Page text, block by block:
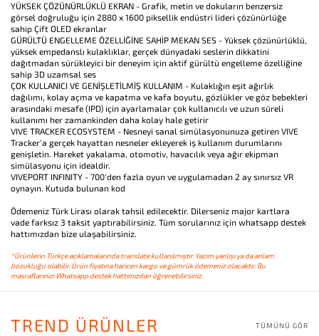
YÜKSEK ÇÖZÜNÜRLÜKLÜ EKRAN - Grafik, metin ve dokuların benzersiz
görsel doğruluğu için 2880 x 1600 piksellik endüstri lideri çözünürlüğe
sahip Çift OLED ekranlar
GÜRÜLTÜ ENGELLEME ÖZELLİĞİNE SAHİP MEKAN SES - Yüksek çözünürlüklü,
yüksek empedanslı kulaklıklar, gerçek dünyadaki seslerin dikkatini
dağıtmadan sürükleyici bir deneyim için aktif gürültü engelleme özelliğine
sahip 3D uzamsal ses
ÇOK KULLANICI VE GENİŞLETİLMİŞ KULLANIM - Kulaklığın eşit ağırlık
dağılımı, kolay açma ve kapatma ve kafa boyutu, gözlükler ve göz bebekleri
arasındaki mesafe (IPD) için ayarlamalar çok kullanıcılı ve uzun süreli
kullanımı her zamankinden daha kolay hale getirir
VIVE TRACKER ECOSYSTEM - Nesneyi sanal simülasyonunuza getiren VIVE
Tracker'a gerçek hayattan nesneler ekleyerek iş kullanım durumlarını
genişletin. Hareket yakalama, otomotiv, havacılık veya ağır ekipman
simülasyonu için idealdir.
VIVEPORT INFINITY - 700'den fazla oyun ve uygulamadan 2 ay sınırsız VR
oynayın. Kutuda bulunan kod
Ödemeniz Türk Lirası olarak tahsil edilecektir. Dilerseniz major kartlara
vade farksız 3 taksit yaptırabilirsiniz. Tüm sorularınız için whatsapp destek
hattımızdan bize ulaşabilirsiniz.
*Ürünlerin Türkçe açıklamalarında translate kullanılmıştır. Yazım yanlışı ya da anlam
bozukluğu olabilir. Ürün fiyatına haricen kargo ve gümrük ödemeniz olacaktır. Bu
masraflarınızı Whatsapp destek hattımızdan öğrenebilirsiniz.
TREND ÜRÜNLER TÜMÜNÜ GÖR